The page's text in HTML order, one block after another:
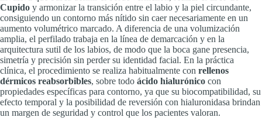
Cupido y armonizar la transición entre el labio y la piel circundante,
consiguiendo un contorno más nítido sin caer necesariamente en un
aumento volumétrico marcado. A diferencia de una volumización
amplia, el perfilado trabaja en la línea de demarcación y en la
arquitectura sutil de los labios, de modo que la boca gane presencia,
simetría y precisión sin perder su identidad facial. En la práctica
clínica, el procedimiento se realiza habitualmente con rellenos
dérmicos reabsorbibles, sobre todo ácido hialurónico con
propiedades específicas para contorno, ya que su biocompatibilidad, su
efecto temporal y la posibilidad de reversión con hialuronidasa brindan
un margen de seguridad y control que los pacientes valoran.